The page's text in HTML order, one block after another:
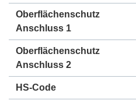
Oberflächenschutz
Anschluss 1
Oberflächenschutz
Anschluss 2
HS-Code